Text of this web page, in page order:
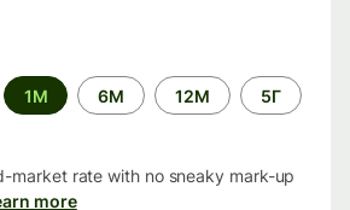
1М 6М 12М 5Г
market rate with no sneaky mark-up
more